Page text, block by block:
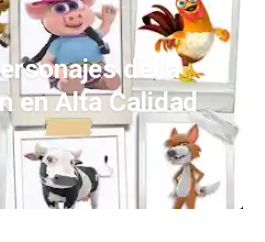
de la
en Alta Calidad